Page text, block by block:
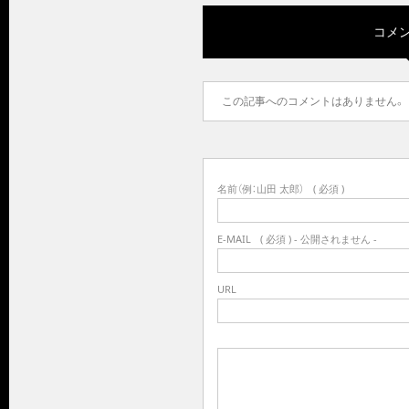
コメ
この記事へのコメントはありません。
名前（例：山田 太郎） ( 必須 )
E-MAIL ( 必須 ) - 公開されません -
URL